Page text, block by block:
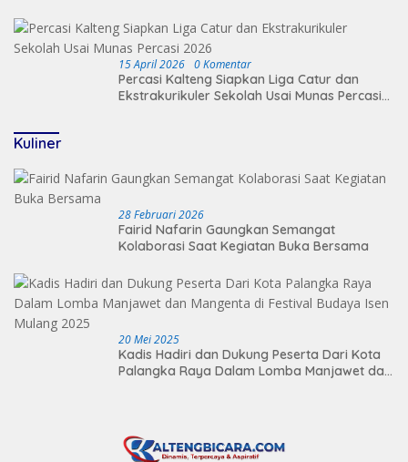
15 April 2026 0 Komentar
Percasi Kalteng Siapkan Liga Catur dan
Ekstrakurikuler Sekolah Usai Munas Percasi
Kuliner
28 Februari 2026
Fairid Nafarin Gaungkan Semangat
Kolaborasi Saat Kegiatan Buka Bersama
20 Mei 2025
Kadis Hadiri dan Dukung Peserta Dari Kota
Palangka Raya Dalam Lomba Manjawet dan